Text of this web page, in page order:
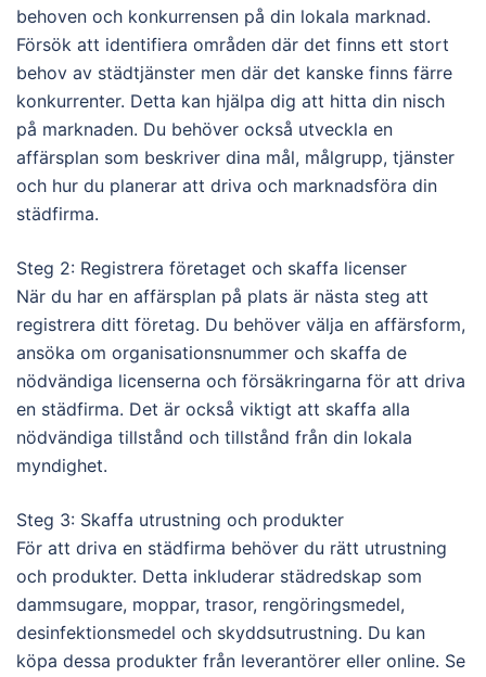
behoven och konkurrensen på din lokala marknad.
Försök att identifiera områden där det finns ett stort
behov av städtjänster men där det kanske finns färre
konkurrenter. Detta kan hjälpa dig att hitta din nisch
på marknaden. Du behöver också utveckla en
affärsplan som beskriver dina mål, målgrupp, tjänster
och hur du planerar att driva och marknadsföra din
städfirma.
Steg 2: Registrera företaget och skaffa licenser
När du har en affärsplan på plats är nästa steg att
registrera ditt företag. Du behöver välja en affärsform,
ansöka om organisationsnummer och skaffa de
nödvändiga licenserna och försäkringarna för att driva
en städfirma. Det är också viktigt att skaffa alla
nödvändiga tillstånd och tillstånd från din lokala
myndighet.
Steg 3: Skaffa utrustning och produkter
För att driva en städfirma behöver du rätt utrustning
och produkter. Detta inkluderar städredskap som
dammsugare, moppar, trasor, rengöringsmedel,
desinfektionsmedel och skyddsutrustning. Du kan
köpa dessa produkter från leverantörer eller online. Se